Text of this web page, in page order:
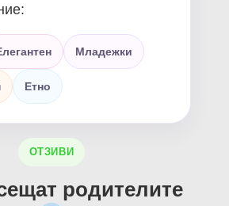
Младежки
Етно
ОТЗИВИ
родителите